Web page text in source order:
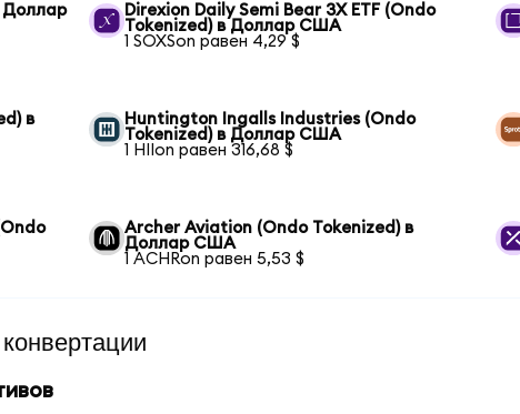
Доллар
Direxion Daily Semi Bear 3X ETF (Ondo
Tokenized) в Доллар США
1 SOXSon равен 4,29 $
в
Huntington Ingalls Industries (Ondo
Tokenized) в Доллар США
1 HIIon равен 316,68 $
Archer Aviation (Ondo Tokenized) в
Доллар США
1 ACHRon равен 5,53 $